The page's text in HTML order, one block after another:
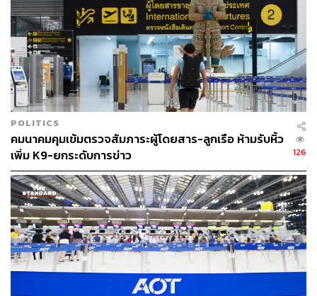
TAGS: ธุรกิจการบิน
สำนักงานการบินพลเรือนแห่งประเทศไทย
Thai VietJet Air
365
ABOUT THE AUTHOR
THE STANDARD TEAM
กองบรรณาธิการ THE STANDARD
POLITICS
คมนาคมคุมเข้มตรวจสัมภาระผู้โดยสาร-ลูกเรือ ห้ามรับหิ้ว
เพิ่ม K9-ยกระดับการข่าว
126